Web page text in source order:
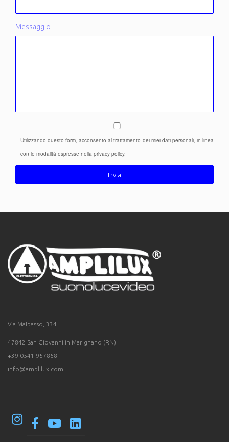
Messaggio
Utilizzando questo form, acconsento al trattamento dei miei dati personali, in linea
con le modalità espresse nella privacy policy.
Via Malpasso, 334
47842 San Giovanni in Marignano (RN)
+39 0541 957868
info@amplilux.com